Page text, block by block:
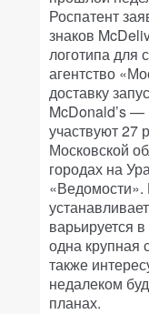
Роспатент
знаков
логотипа для
агентство
доставку
McDonald’s —
участвуют 27
Московской
городах на
варьируется
одна крупная
также
недалеком
планах.